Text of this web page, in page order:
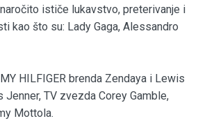
ističe lukavstvo, preterivanje i
kao što su: Lady Gaga, Alessandro
HILFIGER brenda Zendaya i Lewis
TV zvezda Corey Gamble,
Mottola.